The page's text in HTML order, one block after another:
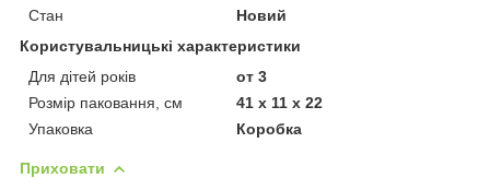
Стан
Новий
Користувальницькі характеристики
Для дітей років
от 3
Розмір паковання, см
41 x 11 x 22
Упаковка
Коробка
Приховати